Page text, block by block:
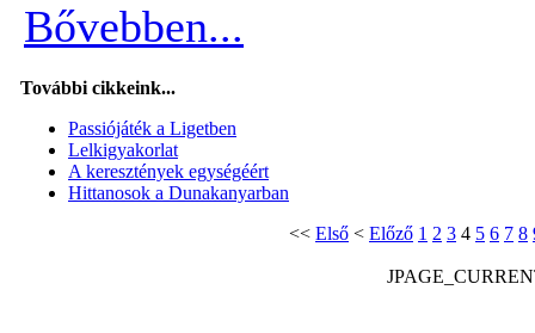
Bővebben...
További cikkeink...
Passiójáték a Ligetben
Lelkigyakorlat
A keresztények egységéért
Hittanosok a Dunakanyarban
<< Első < Előző 1 2 3 4 5 6 7 8